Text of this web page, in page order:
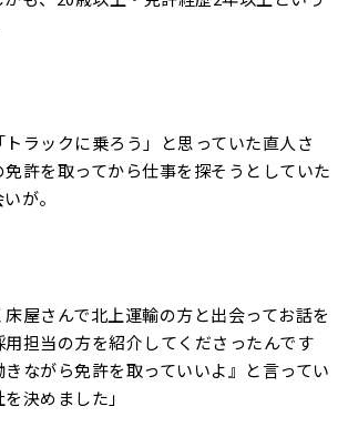
ラックに乗ろう」と思っていた直人さ
許を取ってから仕事を探そうとしていた
が。
床屋さんで北上運輸の方と出会ってお話を
用担当の方を紹介してくださったんです
ながら免許を取っていいよ』と言ってい
決めました」